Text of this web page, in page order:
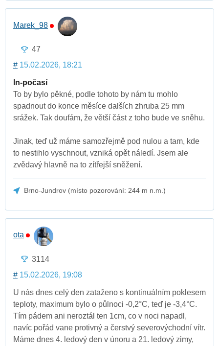
Marek_98
47
# 15.02.2026, 18:21
In-počasí
To by bylo pěkné, podle tohoto by nám tu mohlo
spadnout do konce měsíce dalších zhruba 25 mm
srážek. Tak doufám, že větší část z toho bude ve sněhu.
Jinak, teď už máme samozřejmě pod nulou a tam, kde
to nestihlo vyschnout, vzniká opět náledí. Jsem ale
zvědavý hlavně na to zítřejší sněžení.
Brno-Jundrov (místo pozorování: 244 m n.m.)
ota
3114
# 15.02.2026, 19:08
U nás dnes celý den zataženo s kontinuálním poklesem
teploty, maximum bylo o půlnoci -0,2°C, teď je -3,4°C.
Tím pádem ani neroztál ten 1cm, co v noci napadl,
navíc pořád vane protivný a čerstvý severovýchodní vítr.
Máme dnes 4. ledový den v únoru a 21. ledový zimy,